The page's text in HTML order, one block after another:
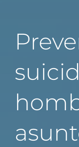
Epidemiología
Comunicaciones
Mapas